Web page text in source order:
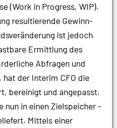
(Work in Progress, WIP).
resultierende Gewinn-
ist jedoch
Ermittlung des
Abfragen und
hat der Interim CFO die
bereinigt und angepasst.
nun in einen Zielspeicher -
Mittels einer